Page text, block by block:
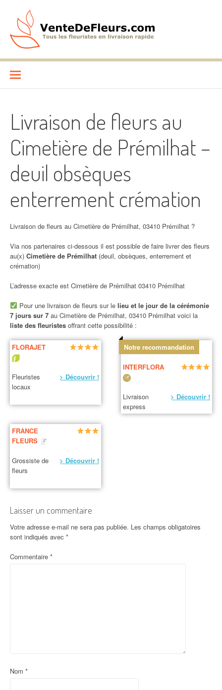
contenu
VenteDeFleurs.com
Livraison de fleurs au
Cimetière de Prémilhat –
deuil obsèques
enterrement crémation
Livraison de fleurs au Cimetière de Prémilhat, 03410 Prémilhat ?
Via nos partenaires ci-dessous il est possible de faire livrer des fleurs
au(x) Cimetière de Prémilhat (deuil, obsèques, enterrement et
crémation)
L’adresse exacte est Cimetière de Prémilhat 03410 Prémilhat
Pour une livraison de fleurs sur le lieu et le jour de la cérémonie
7 jours sur 7 au Cimetière de Prémilhat, 03410 Prémilhat voici la
liste des fleuristes offrant cette possibilité :
FLORAJET
Fleuristes
locaux
> Découvrir !
Notre recommandation
INTERFLORA
Livraison
express
> Découvrir !
FRANCE
FLEURS
Grossiste de
fleurs
> Découvrir !
Laisser un commentaire
Votre adresse e-mail ne sera pas publiée. Les champs obligatoires
sont indiqués avec *
Commentaire *
Nom *